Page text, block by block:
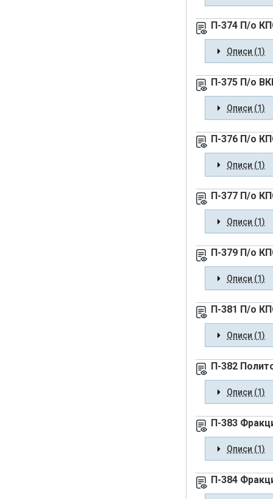
П-374 П/о
Описи (1)
П-375 П/о
Описи (1)
П-376 П/о
Описи (1)
П-377 П/о
Описи (1)
П-379 П/о
Описи (1)
П-381 П/о
Описи (1)
П-382
Описи (1)
П-383
Описи (1)
П-384